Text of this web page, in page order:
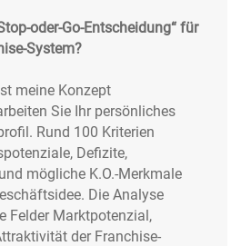
oder-Go-Entscheidung“ für
System?
meine Konzept
Sie Ihr persönliches
Rund 100 Kriterien
Defizite,
mögliche K.O.-Merkmale
Die Analyse
Felder Marktpotenzial,
der Franchise-